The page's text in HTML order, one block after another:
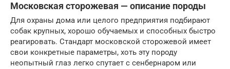
Московская сторожевая — описание породы
Для охраны дома или целого предприятия подбирают
собак крупных, хорошо обучаемых и способных быстро
реагировать. Стандарт московской сторожевой имеет
свои конкретные параметры, хоть эту породу
неопытный глаз легко спутает с сенбернаром или